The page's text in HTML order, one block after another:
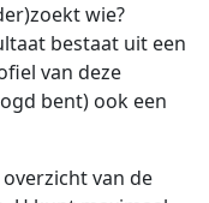
wie?
bestaat uit een
van deze
bent) ook een
van de